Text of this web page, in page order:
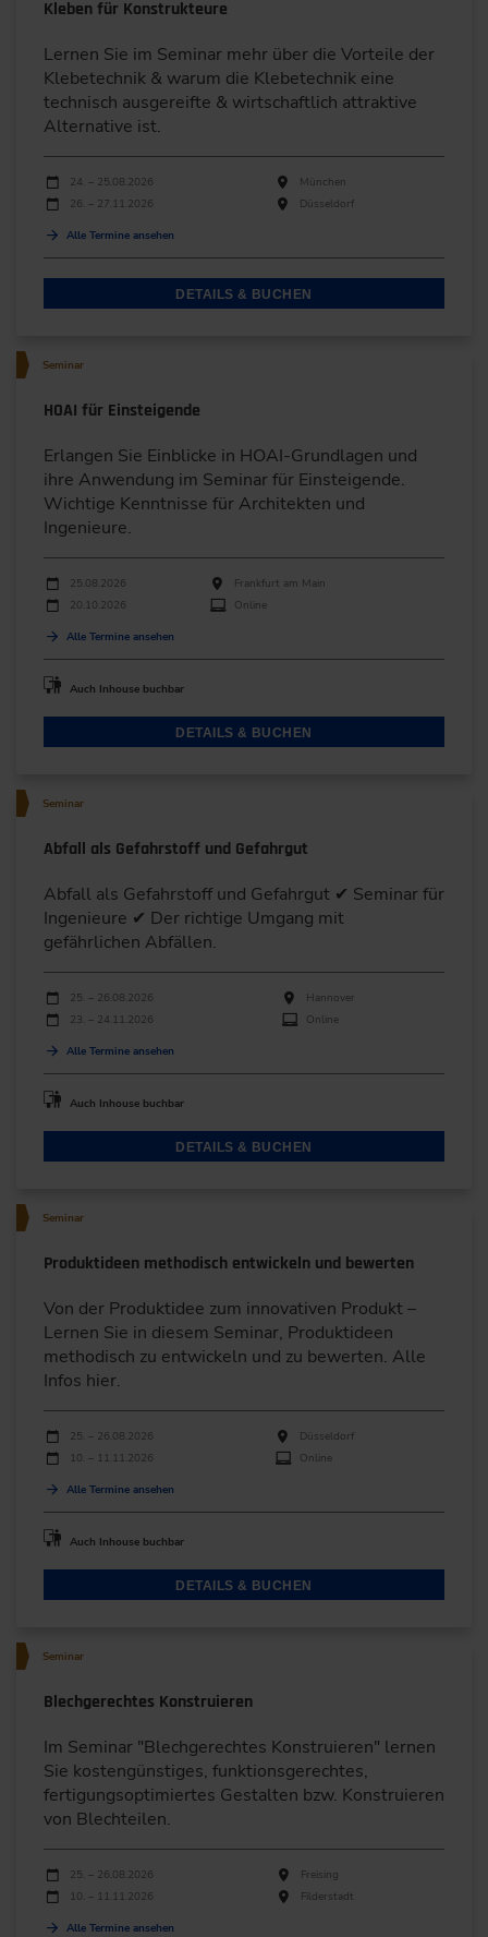
Kleben für Konstrukteure
Lernen Sie im Seminar mehr über die Vorteile der
Klebetechnik & warum die Klebetechnik eine
technisch ausgereifte & wirtschaftlich attraktive
Alternative ist.
Durchführungen
Veranstaltungsdatum
24. – 25.08.2026
München
26. – 27.11.2026
Düsseldorf
Alle Termine ansehen
DETAILS & BUCHEN
Seminar
HOAI für Einsteigende
Erlangen Sie Einblicke in HOAI-Grundlagen und
ihre Anwendung im Seminar für Einsteigende.
Wichtige Kenntnisse für Architekten und
Ingenieure.
Durchführungen
Veranstaltungsdatum Veranstaltungsort
25.08.2026
Frankfurt am Main
20.10.2026
Online
Alle Termine ansehen
Auch Inhouse buchbar
DETAILS & BUCHEN
Seminar
Abfall als Gefahrstoff und Gefahrgut
Abfall als Gefahrstoff und Gefahrgut ✔ Seminar für
Ingenieure ✔ Der richtige Umgang mit
gefährlichen Abfällen.
Durchführungen
Veranstaltungsdatum
25. – 26.08.2026
Hannover
23. – 24.11.2026
Online
Alle Termine ansehen
Auch Inhouse buchbar
DETAILS & BUCHEN
Seminar
Produktideen methodisch entwickeln und bewerten
Von der Produktidee zum innovativen Produkt –
Lernen Sie in diesem Seminar, Produktideen
methodisch zu entwickeln und zu bewerten. Alle
Infos hier.
Durchführungen
Veranstaltungsdatum
25. – 26.08.2026
Düsseldorf
10. – 11.11.2026
Online
Alle Termine ansehen
Auch Inhouse buchbar
DETAILS & BUCHEN
Seminar
Blechgerechtes Konstruieren
Im Seminar "Blechgerechtes Konstruieren" lernen
Sie kostengünstiges, funktionsgerechtes,
fertigungsoptimiertes Gestalten bzw. Konstruieren
von Blechteilen.
Durchführungen
Veranstaltungsdatum
25. – 26.08.2026
Freising
10. – 11.11.2026
Filderstadt
Alle Termine ansehen